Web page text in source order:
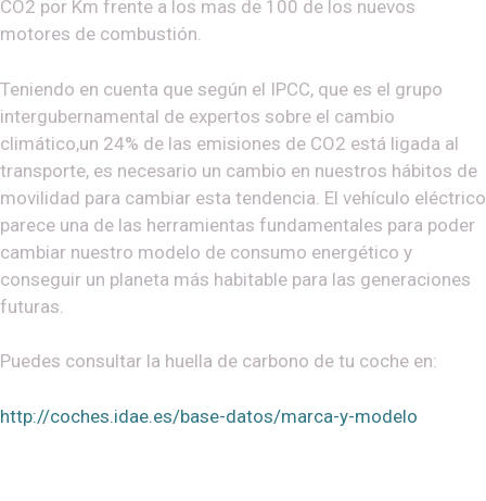
CO2 por Km frente a los mas de 100 de los nuevos
motores de combustión.
Teniendo en cuenta que según el IPCC, que es el grupo
intergubernamental de expertos sobre el cambio
climático,un 24% de las emisiones de CO2 está ligada al
transporte, es necesario un cambio en nuestros hábitos de
movilidad para cambiar esta tendencia. El vehículo eléctrico
parece una de las herramientas fundamentales para poder
cambiar nuestro modelo de consumo energético y
conseguir un planeta más habitable para las generaciones
futuras.
Puedes consultar la huella de carbono de tu coche en:
http://coches.idae.es/base-datos/marca-y-modelo